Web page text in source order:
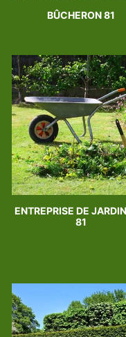
BÛCHERON 81
ENTREPRISE DE
81